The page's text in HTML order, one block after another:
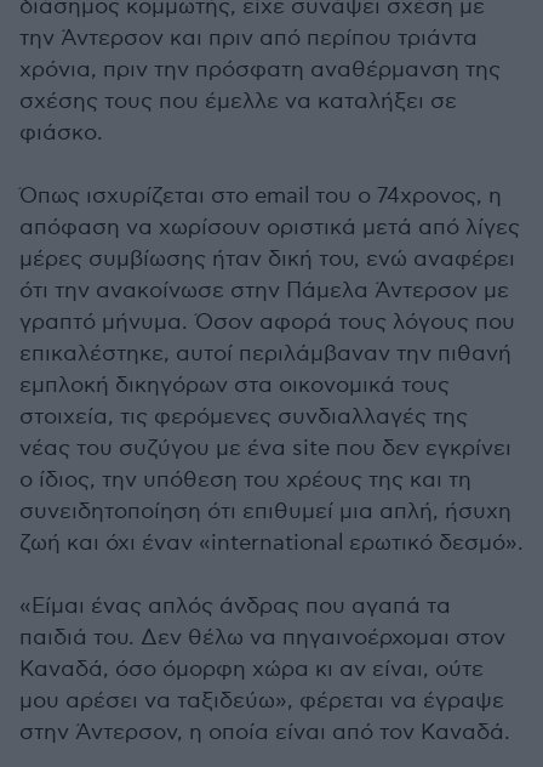
διάσημος κομμωτής, είχε συνάψει σχέση με
την Άντερσον και πριν από περίπου τριάντα
χρόνια, πριν την πρόσφατη αναθέρμανση της
σχέσης τους που έμελλε να καταλήξει σε
φιάσκο.
Όπως ισχυρίζεται στο email του o 74χρονος, η
απόφαση να χωρίσουν οριστικά μετά από λίγες
μέρες συμβίωσης ήταν δική του, ενώ αναφέρει
ότι την ανακοίνωσε στην Πάμελα Άντερσον με
γραπτό μήνυμα. Όσον αφορά τους λόγους που
επικαλέστηκε, αυτοί περιλάμβαναν την πιθανή
εμπλοκή δικηγόρων στα οικονομικά τους
στοιχεία, τις φερόμενες συνδιαλλαγές της
νέας του συζύγου με ένα site που δεν εγκρίνει
ο ίδιος, την υπόθεση του χρέους της και τη
συνειδητοποίηση ότι επιθυμεί μια απλή, ήσυχη
ζωή και όχι έναν «international ερωτικό δεσμό».
«Είμαι ένας απλός άνδρας που αγαπά τα
παιδιά του. Δεν θέλω να πηγαινοέρχομαι στον
Καναδά, όσο όμορφη χώρα κι αν είναι, ούτε
μου αρέσει να ταξιδεύω», φέρεται να έγραψε
στην Άντερσον, η οποία είναι από τον Καναδά.